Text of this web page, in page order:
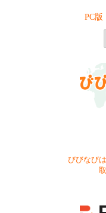
PC版
びびなび